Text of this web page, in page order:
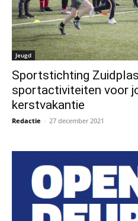
Jeugd
Sportstichting
sportactiviteiten voor
kerstvakantie
Redactie - 27 december 2021